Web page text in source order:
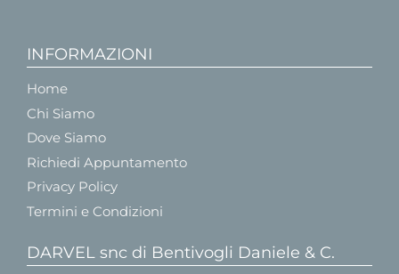
INFORMAZIONI
Home
Chi Siamo
Dove Siamo
Richiedi Appuntamento
Privacy Policy
Termini e Condizioni
DARVEL snc di Bentivogli Daniele & C.